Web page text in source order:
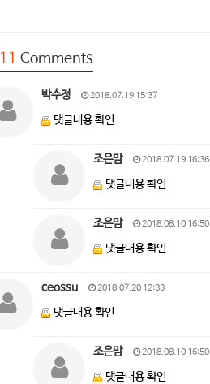
11 Comments
박수정 2018.07.19 15:37
댓글내용 확인
조은맘 2018.07.19 16:36
댓글내용 확인
조은맘 2018.08.10 16:50
댓글내용 확인
ceossu 2018.07.20 12:33
댓글내용 확인
조은맘 2018.08.10 16:50
댓글내용 확인